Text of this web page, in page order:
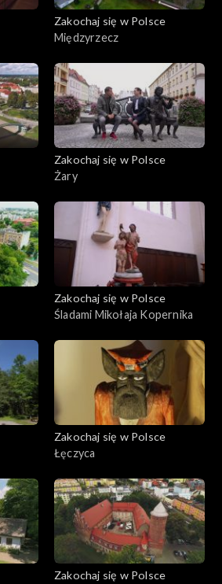
Zakochaj się w Polsce
Międzyrzecz
Zakochaj się w Polsce
Żary
Zakochaj się w Polsce
Śladami Mikołaja Kopernika
Zakochaj się w Polsce
Łęczyca
Zakochaj się w Polsce